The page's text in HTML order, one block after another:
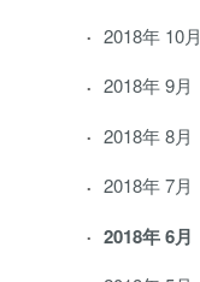
2018年 10月
2018年 9月
2018年 8月
2018年 7月
2018年 6月